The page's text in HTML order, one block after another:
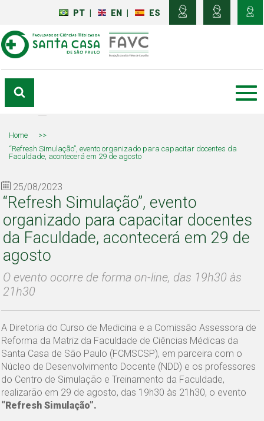
PT EN ES
Home
>>
“Refresh Simulação”, evento organizado para capacitar docentes da
Faculdade, acontecerá em 29 de agosto
25/08/2023
“Refresh Simulação”, evento
organizado para capacitar docentes
da Faculdade, acontecerá em 29 de
agosto
O evento ocorre de forma on-line, das 19h30 às
21h30
A Diretoria do Curso de Medicina e a Comissão Assessora de
Reforma da Matriz da Faculdade de Ciências Médicas da
Santa Casa de São Paulo (FCMSCSP), em parceira com o
Núcleo de Desenvolvimento Docente (NDD) e os professores
do Centro de Simulação e Treinamento da Faculdade,
realizarão em 29 de agosto, das 19h30 às 21h30, o evento
“Refresh Simulação”.